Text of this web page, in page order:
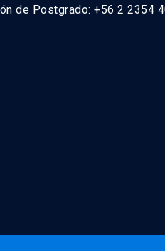
de Postgrado: +56 2 2354